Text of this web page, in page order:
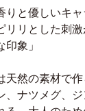
りと優しいキ
リリとした刺
象」
天然の素材で
、ナツメグ、